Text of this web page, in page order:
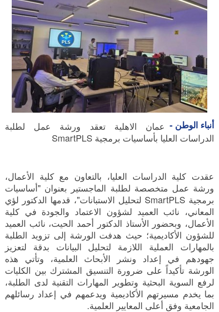
أنباء الوطن - عمان الاهلية تعقد ورشة عمل لطلبة
الدراسات العليا بأساسيات برمجية SmartPLS
عقدت كلية الدراسات العليا، بالتعاون مع كلية الأعمال،
ورشة عمل متخصصة لطلبة الماجستير بعنوان "أساسيات
برمجية SmartPLS لتحليل الاستبانات"، قدمها الدكتور لؤي
المعاني، نائب العميد لشؤون الاعتماد والجودة في كلية
الأعمال، وبحضور الأستاذ الدكتور أحمد الحيت، نائب العميد
للشؤون الأكاديمية؛ حيث هدفت الورشة إلى تزويد الطلبة
بالمهارات العملية اللازمة لتحليل البيانات بدقة لتعزيز
جهودهم في إعداد ونشر الأبحاث العلمية، وتأتي هذه
الورشة تأكيداً على ضرورة التنسيق المشترك بين الكليات
لرفع السوية البحثية وتطوير المهارات التقنية لدى الطلبة،
بما يخدم مسيرتهم الأكاديمية ويدعمهم في إعداد رسائلهم
الجامعية وفق أعلى المعايير العلمية.